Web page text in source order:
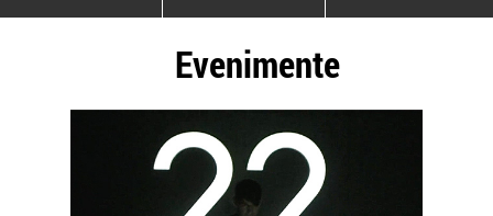
Evenimente